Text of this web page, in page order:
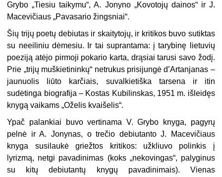
Grybo „Tiesiu taikymu“, A. Jonyno „Kovotojų dainos“ ir J.
Macevičiaus „Pavasario žingsniai“.
Šių trijų poetų debiutas ir skaitytojų, ir kritikos buvo sutiktas
su neeiliniu dėmesiu. Ir tai suprantama: į tarybinę lietuvių
poeziją atėjo pirmoji pokario kar­ta, drąsiai tarusi savo žodį.
Prie „trijų muškietininkų“ netrukus prisijungė d’Artanjanas –
jaunuolis liūto karčiais, suvalkietiška tarsena ir itin
sudėtinga biog­rafija – Kostas Kubilinskas, 1951 m. išleidęs
knygą vaikams „Oželis kvaišelis“.
Ypač palankiai buvo vertinama V. Grybo knyga, pagyrų
pelnė ir A. Jonynas, o trečio debiutanto J. Macevičiaus
knyga susilaukė griežtos kritikos: užkliuvo polinkis į
lyrizmą, netgi pavadinimas (koks „nekovingas“, palyginus
su kitų debiutantų knygų pavadinimais). Vienas